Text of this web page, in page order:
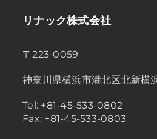
リナック株式会社
〒223-0059
神奈川県横浜市港北区北新横
Tel: +81-45-533-0802
Fax: +81-45-533-0803